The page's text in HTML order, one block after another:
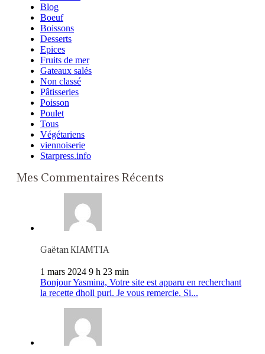
Blog
Boeuf
Boissons
Desserts
Epices
Fruits de mer
Gateaux salés
Non classé
Pâtisseries
Poisson
Poulet
Tous
Végétariens
viennoiserie
Starpress.info
Mes Commentaires Récents
Gaëtan KIAMTIA
1 mars 2024 9 h 23 min
Bonjour Yasmina, Votre site est apparu en recherchant
la recette dholl puri. Je vous remercie. Si...